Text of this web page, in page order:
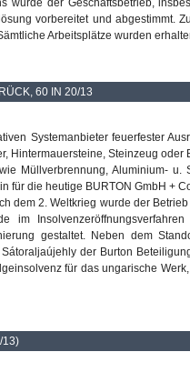
wurde der Geschäftsbetrieb,
vorbereitet und abgestimmt.
Arbeitsplätze wurden
60 IN 20/13
Systemanbieter feuerfester
Hintermauersteine, Steinzeug oder
Müllverbrennung, Aluminium- u.
für die heutige BURTON GmbH +
dem 2. Weltkrieg wurde der
im
gestaltet. Neben dem
der Burton
für das ungarische
13)